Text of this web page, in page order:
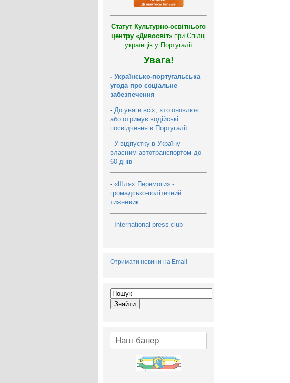
Статут Культурно-освітнього
центру «Дивосвіт» при Спілці
українців у Португалії
Увага!
- Українсько-португальська
угода про соціальне
забезпечення
- До уваги всіх, хто оновлює
або отримує водійські
посвідчення в Португалії
- У відпустку в Україну
власним автотранспортом до
60 днів
- «Шлях Перемоги» -
громадсько-політичний
тижневик
- International press-club
Отримати новини на Email
Наш банер